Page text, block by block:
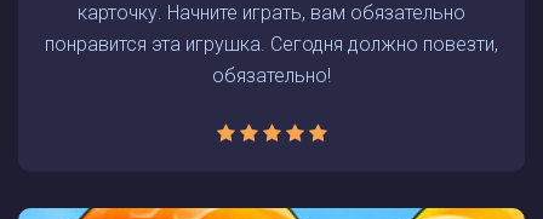
карточку. Начните играть, вам обязательно
понравится эта игрушка. Сегодня должно повезти,
обязательно!